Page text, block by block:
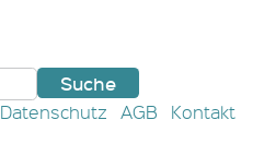
Datenschutz AGB Kontakt